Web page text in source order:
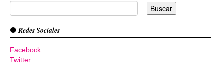
Redes Sociales
Facebook
Twitter